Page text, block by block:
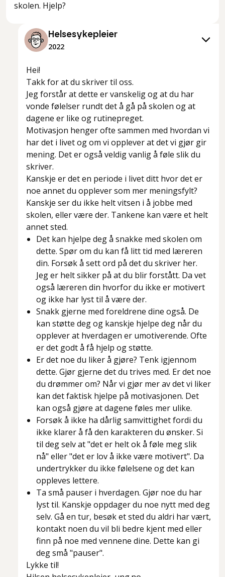
Helsesykepleier
2022
Hei!
Takk for at du skriver til oss.
Jeg forstår at dette er vanskelig og at du har
vonde følelser rundt det å gå på skolen og at
dagene er like og rutinepreget.
Motivasjon henger ofte sammen med hvordan vi
har det i livet og om vi opplever at det vi gjør gir
mening. Det er også veldig vanlig å føle slik du
skriver.
Kanskje er det en periode i livet ditt hvor det er
noe annet du opplever som mer meningsfylt?
Kanskje ser du ikke helt vitsen i å jobbe med
skolen, eller være der. Tankene kan være et helt
annet sted.
Det kan hjelpe deg å snakke med skolen om
dette. Spør om du kan få litt tid med læreren
din. Forsøk å sett ord på det du skriver her.
Jeg er helt sikker på at du blir forstått. Da vet
også læreren din hvorfor du ikke er motivert
og ikke har lyst til å være der.
Snakk gjerne med foreldrene dine også. De
kan støtte deg og kanskje hjelpe deg når du
opplever at hverdagen er umotiverende. Ofte
er det godt å få hjelp og støtte.
Er det noe du liker å gjøre? Tenk igjennom
dette. Gjør gjerne det du trives med. Er det noe
du drømmer om? Når vi gjør mer av det vi liker
kan det faktisk hjelpe på motivasjonen. Det
kan også gjøre at dagene føles mer ulike.
Forsøk å ikke ha dårlig samvittighet fordi du
ikke klarer å få den karakteren du ønsker. Si
til deg selv at"det er helt ok å føle meg slik
nå" eller"det er lov å ikke være motivert". Da
undertrykker du ikke følelsene og det kan
oppleves lettere.
Ta små pauser i hverdagen. Gjør noe du har
lyst til. Kanskje oppdager du noe nytt med deg
selv. Gå en tur, besøk et sted du aldri har vært,
kontakt noen du vil bli bedre kjent med eller
finn på noe med vennene dine. Dette kan gi
deg små "pauser".
Lykke til!